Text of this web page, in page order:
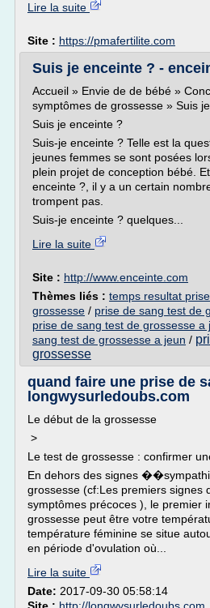
Lire la suite
Site : https://pmafertilite.com
Suis je enceinte ? -
Accueil » Envie de de bébé »
symptômes de grossesse » Suis
Suis je enceinte ?
Suis-je enceinte ? Telle est la
jeunes femmes se sont posées
plein projet de conception bébé.
enceinte ?, il y a un certain
trompent pas.
Suis-je enceinte ? quelques...
Lire la suite
Site : http://www.enceinte.com
Thèmes liés : temps resultat
grossesse / prise de sang test de
prise de sang test de grossesse a
sang test de grossesse a jeun /
grossesse
quand faire une prise de
longwysurledoubs.com
Le début de la grossesse
>
Le test de grossesse : confirmer
En dehors des signes
grossesse (cf:Les premiers signes
symptômes précoces ), le premier
grossesse peut être votre
température féminine se situe
en période d'ovulation où...
Lire la suite
Date: 2017-09-30 05:58:14